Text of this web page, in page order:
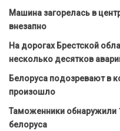
Машина загорелась в
внезапно
На дорогах Брестской
несколько десятков
Белоруса подозревают в
произошло
Таможенники обнаружили
белоруса